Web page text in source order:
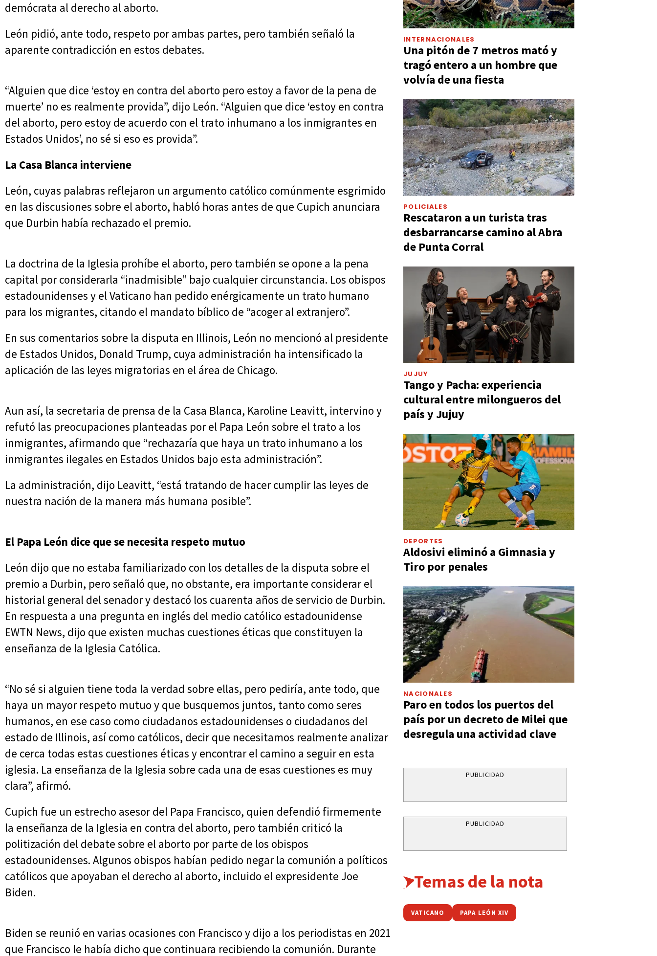
demócrata al derecho al aborto.
León pidió, ante todo, respeto por ambas partes, pero también señaló la
aparente contradicción en estos debates.
“Alguien que dice ‘estoy en contra del aborto pero estoy a favor de la pena de
muerte’ no es realmente provida”, dijo León. “Alguien que dice ‘estoy en contra
del aborto, pero estoy de acuerdo con el trato inhumano a los inmigrantes en
Estados Unidos’, no sé si eso es provida”.
La Casa Blanca interviene
León, cuyas palabras reflejaron un argumento católico comúnmente esgrimido
en las discusiones sobre el aborto, habló horas antes de que Cupich anunciara
que Durbin había rechazado el premio.
La doctrina de la Iglesia prohíbe el aborto, pero también se opone a la pena
capital por considerarla “inadmisible” bajo cualquier circunstancia. Los obispos
estadounidenses y el Vaticano han pedido enérgicamente un trato humano
para los migrantes, citando el mandato bíblico de “acoger al extranjero”.
En sus comentarios sobre la disputa en Illinois, León no mencionó al presidente
de Estados Unidos, Donald Trump, cuya administración ha intensificado la
aplicación de las leyes migratorias en el área de Chicago.
Aun así, la secretaria de prensa de la Casa Blanca, Karoline Leavitt, intervino y
refutó las preocupaciones planteadas por el Papa León sobre el trato a los
inmigrantes, afirmando que “rechazaría que haya un trato inhumano a los
inmigrantes ilegales en Estados Unidos bajo esta administración”.
La administración, dijo Leavitt, “está tratando de hacer cumplir las leyes de
nuestra nación de la manera más humana posible”.
El Papa León dice que se necesita respeto mutuo
León dijo que no estaba familiarizado con los detalles de la disputa sobre el
premio a Durbin, pero señaló que, no obstante, era importante considerar el
historial general del senador y destacó los cuarenta años de servicio de Durbin.
En respuesta a una pregunta en inglés del medio católico estadounidense
EWTN News, dijo que existen muchas cuestiones éticas que constituyen la
enseñanza de la Iglesia Católica.
“No sé si alguien tiene toda la verdad sobre ellas, pero pediría, ante todo, que
haya un mayor respeto mutuo y que busquemos juntos, tanto como seres
humanos, en ese caso como ciudadanos estadounidenses o ciudadanos del
estado de Illinois, así como católicos, decir que necesitamos realmente analizar
de cerca todas estas cuestiones éticas y encontrar el camino a seguir en esta
iglesia. La enseñanza de la Iglesia sobre cada una de esas cuestiones es muy
clara”, afirmó.
Cupich fue un estrecho asesor del Papa Francisco, quien defendió firmemente
la enseñanza de la Iglesia en contra del aborto, pero también criticó la
politización del debate sobre el aborto por parte de los obispos
estadounidenses. Algunos obispos habían pedido negar la comunión a políticos
católicos que apoyaban el derecho al aborto, incluido el expresidente Joe
Biden.
Biden se reunió en varias ocasiones con Francisco y dijo a los periodistas en 2021
que Francisco le había dicho que continuara recibiendo la comunión. Durante
INTERNACIONALES
Una pitón de 7 metros mató y
tragó entero a un hombre que
volvía de una fiesta
POLICIALES
Rescataron a un turista tras
desbarrancarse camino al Abra
de Punta Corral
JUJUY
Tango y Pacha: experiencia
cultural entre milongueros del
país y Jujuy
DEPORTES
Aldosivi eliminó a Gimnasia y
Tiro por penales
NACIONALES
Paro en todos los puertos del
país por un decreto de Milei que
desregula una actividad clave
PUBLICIDAD
PUBLICIDAD
Temas de la nota
VATICANO PAPA LEÓN XIV